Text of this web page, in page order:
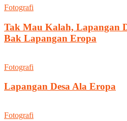
Fotografi
Tak Mau Kalah, Lapangan
Bak Lapangan Eropa
Fotografi
Lapangan Desa Ala Eropa
Fotografi